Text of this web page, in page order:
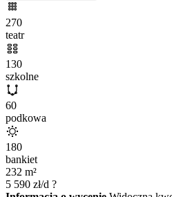
270
teatr
130
szkolne
60
podkowa
180
bankiet
232 m²
5 590 zł/d ?